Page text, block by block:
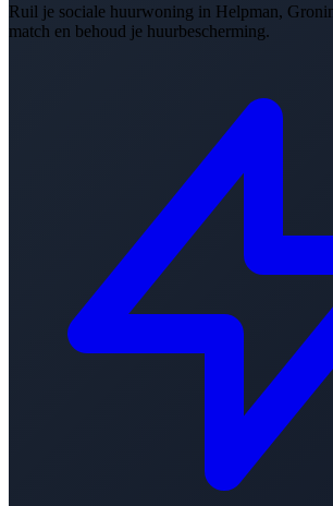
Ruil je sociale huurwoning in Helpman,
match en behoud je huurbescherming.